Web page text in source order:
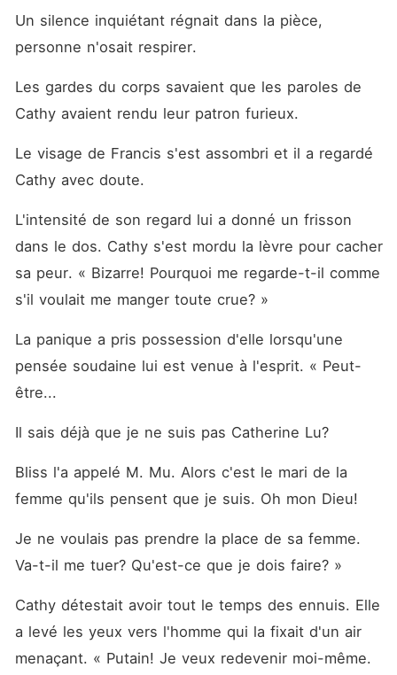
Un silence inquiétant régnait dans la pièce,
personne n'osait respirer.
Les gardes du corps savaient que les paroles de
Cathy avaient rendu leur patron furieux.
Le visage de Francis s'est assombri et il a regardé
Cathy avec doute.
L'intensité de son regard lui a donné un frisson
dans le dos. Cathy s'est mordu la lèvre pour cacher
sa peur. « Bizarre! Pourquoi me regarde-t-il comme
s'il voulait me manger toute crue? »
La panique a pris possession d'elle lorsqu'une
pensée soudaine lui est venue à l'esprit. « Peut-
être...
Il sais déjà que je ne suis pas Catherine Lu?
Bliss l'a appelé M. Mu. Alors c'est le mari de la
femme qu'ils pensent que je suis. Oh mon Dieu!
Je ne voulais pas prendre la place de sa femme.
Va-t-il me tuer? Qu'est-ce que je dois faire? »
Cathy détestait avoir tout le temps des ennuis. Elle
a levé les yeux vers l'homme qui la fixait d'un air
menaçant. « Putain! Je veux redevenir moi-même.